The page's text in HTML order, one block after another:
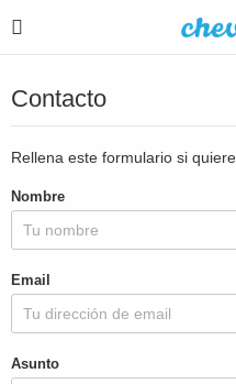
Contacto
Rellena este formulario si
Nombre
Email
Asunto